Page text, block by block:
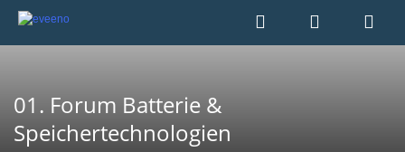
01. Forum Batterie &
Speichertechnologien